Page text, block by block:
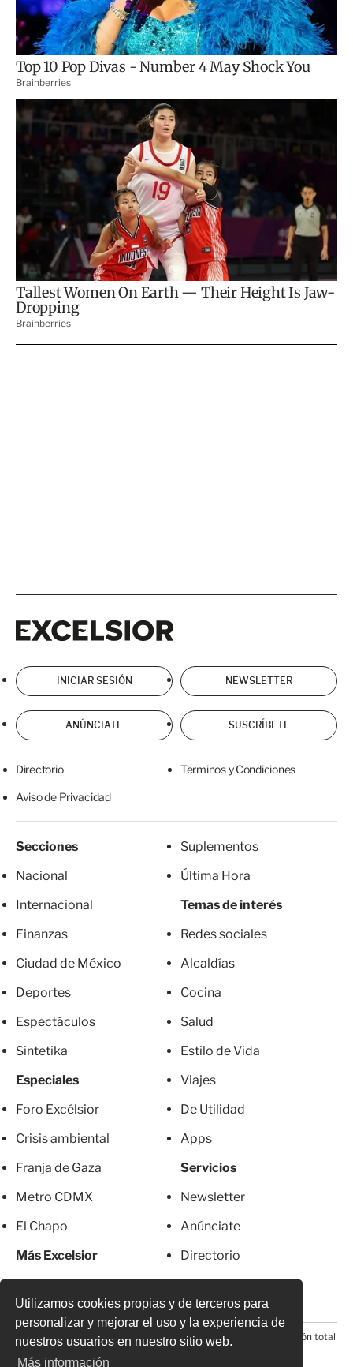
Utilizamos cookies propias y de terceros para
personalizar y mejorar el uso y la experiencia de
nuestros usuarios en nuestro sitio web.
Más información
INICIAR SESIÓN NEWSLETTER
ANÚNCIATE SUSCRÍBETE
Directorio Términos y Condiciones
Aviso de Privacidad
Secciones
Nacional
Internacional
Finanzas
Ciudad de México
Deportes
Espectáculos
Sintetika
Especiales
Foro Excélsior
Crisis ambiental
Franja de Gaza
Metro CDMX
El Chapo
Más Excelsior
Mujeres
Suplementos
Última Hora
Temas de interés
Redes sociales
Alcaldías
Cocina
Salud
Estilo de Vida
Viajes
De Utilidad
Apps
Servicios
Newsletter
Anúnciate
Directorio
Suscripciones
© 2026 Todos los derechos reservados. Prohibida la reproducción total
o parcial, incluyendo cualquier medio electrónico*